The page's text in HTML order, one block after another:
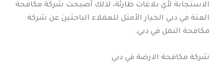
الاستجابة لأي بلاغات طارئة، لذلك أصبحت شركة مكافحة
العتة في دبي الخيار الأمثل للعملاء الباحثين عن شركة
مكافحة النمل في دبي.
شركة مكافحة الارضة في دبي